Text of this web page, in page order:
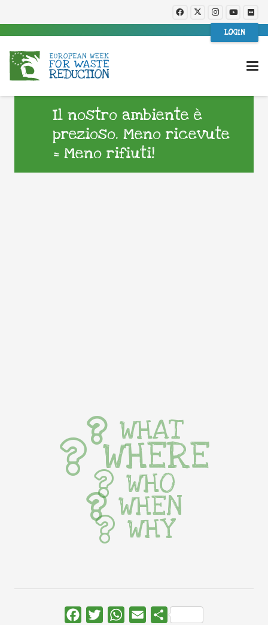
LOGIN
Il nostro ambiente è
prezioso. Meno ricevute
= Meno rifiuti!
WHAT
WHERE
WHO
WHEN
WHY
FacebookTwitterWhatsApp
Email Share